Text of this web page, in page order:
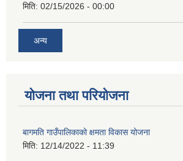
मिति: 02/15/2026 - 00:00
अन्य
योजना तथा परियोजना
बागमति गाउँपालिकाको क्षमता विकास योजना
मिति: 12/14/2022 - 11:39